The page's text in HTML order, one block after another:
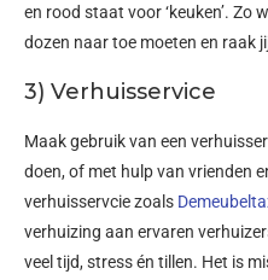
en rood staat voor ‘keuken’. Zo
dozen naar toe moeten en raak
3) Verhuisservice
Maak gebruik van een
doen, of met hulp van vrienden
verhuisservcie zoals
verhuizing aan ervaren
veel tijd, stress én tillen. Het is